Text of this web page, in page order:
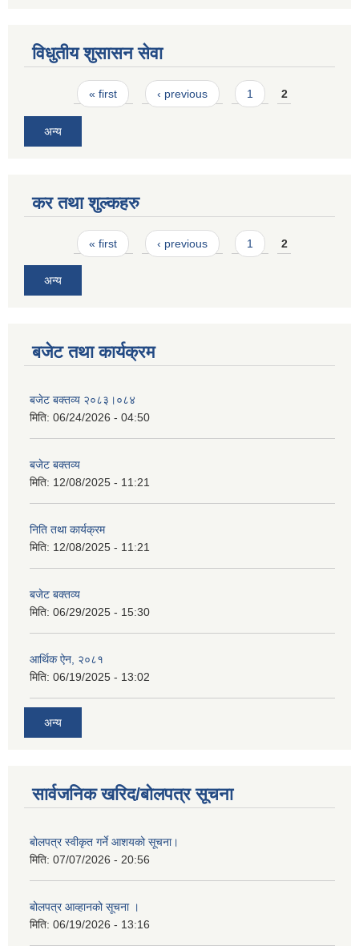
विधुतीय शुसासन सेवा
Pages« first ‹ previous 1 2
अन्य
कर तथा शुल्कहरु
Pages« first ‹ previous 1 2
अन्य
बजेट तथा कार्यक्रम
बजेट बक्तव्य २०८३।०८४
मिति: 06/24/2026 - 04:50
बजेट बक्तव्य
मिति: 12/08/2025 - 11:21
निति तथा कार्यक्रम
मिति: 12/08/2025 - 11:21
बजेट बक्तव्य
मिति: 06/29/2025 - 15:30
आर्थिक ऐन, २०८१
मिति: 06/19/2025 - 13:02
अन्य
सार्वजनिक खरिद/बोलपत्र सूचना
बोलपत्र स्वीकृत गर्ने आशयको सूचना।
मिति: 07/07/2026 - 20:56
बोलपत्र आव्हानको सूचना ।
मिति: 06/19/2026 - 13:16